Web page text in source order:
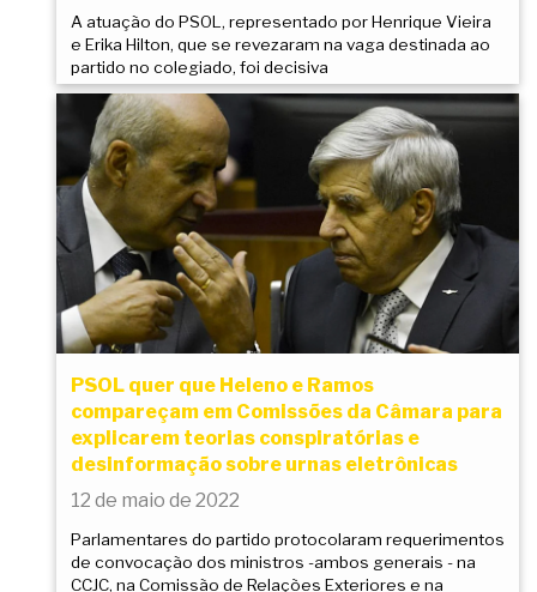
A atuação do PSOL, representado por Henrique Vieira
e Erika Hilton, que se revezaram na vaga destinada ao
partido no colegiado, foi decisiva
PSOL quer que Heleno e Ramos
compareçam em Comissões da Câmara para
explicarem teorias conspiratórias e
desinformação sobre urnas eletrônicas
12 de maio de 2022
Parlamentares do partido protocolaram requerimentos
de convocação dos ministros -ambos generais - na
CCJC, na Comissão de Relações Exteriores e na